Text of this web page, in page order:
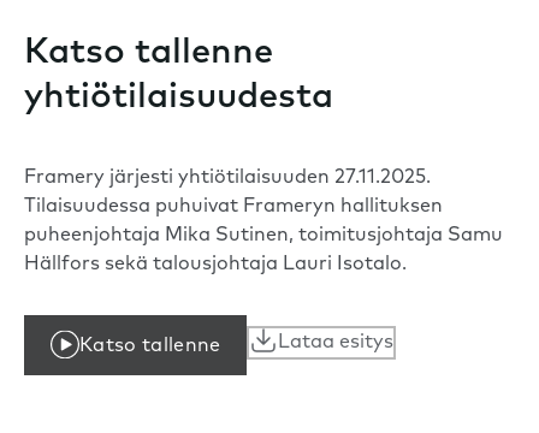
Katso tallenne
yhtiötilaisuudesta
Framery järjesti yhtiötilaisuuden 27.11.2025.
Tilaisuudessa puhuivat Frameryn hallituksen
puheenjohtaja Mika Sutinen, toimitusjohtaja Samu
Hällfors sekä talousjohtaja Lauri Isotalo.
Katso tallenne Lataa esitys